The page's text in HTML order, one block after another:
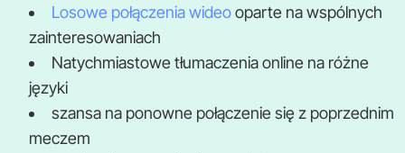
Losowe połączenia wideooparte na wspólnych
zainteresowaniach
Natychmiastowe tłumaczenia online na różne
języki
szansa na ponowne połączenie się z poprzednim
meczem